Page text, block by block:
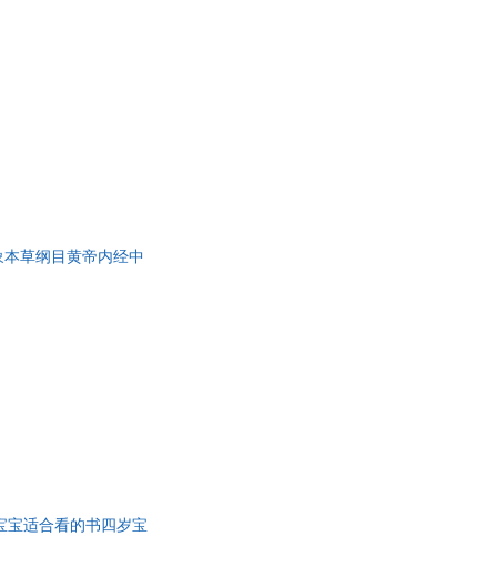
草纲目黄帝内经中
宝适合看的书四岁宝